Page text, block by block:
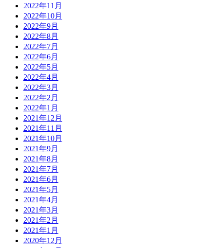
2022年11月
2022年10月
2022年9月
2022年8月
2022年7月
2022年6月
2022年5月
2022年4月
2022年3月
2022年2月
2022年1月
2021年12月
2021年11月
2021年10月
2021年9月
2021年8月
2021年7月
2021年6月
2021年5月
2021年4月
2021年3月
2021年2月
2021年1月
2020年12月